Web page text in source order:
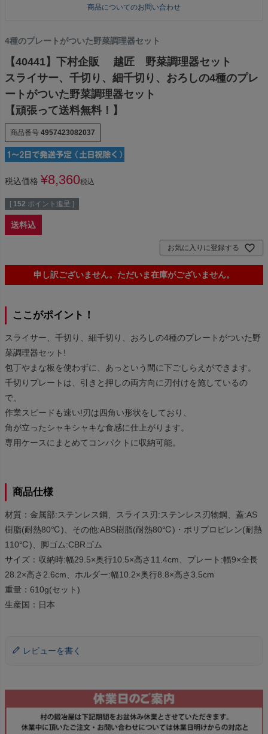
商品についてのお問い合わせ
4種のプレートがついた野菜調理器セット
【40441】下村企販 越匠 野菜調理器セット
スライサー、千切り、細千切り、おろしの4種のプレ
ートがついた野菜調理器セット
【頑張って送料無料！】
商品番号 4957423082037
税込価格 ¥8,360税込
[ 152 ポイント進呈 ]
送料込
お気に入りに登録する
申し訳ございません。ただいま在庫がございません。
ここがポイント！
スライサー、千切り、細千切り、おろしの4種のプレートがついた野
菜調理器セット!
包丁やまな板を使わずに、あっという間に下ごしらえができます。
千切りプレートは、引きと押しの両方向に刃付けを施しているの
で、
作業スピードも速い!刃は四角い形状をしており、
角が立ったシャキシャキな食感に仕上がります。
専用ケースにまとめてコンパクトに収納可能。
商品仕様
材質：金属部:ステンレス鋼、スライス刃:ステンレス刃物鋼、蓋:AS
樹脂(耐熱80℃)、その他:ABS樹脂(耐熱80℃)・ポリプロピレン(耐熱
110℃)、脚ゴム:CBRゴム
サイズ：収納時:幅29.5×奥行10.5×高さ11.4cm、プレート:幅9×全長
28.2×高さ2.6cm、ホルダー:幅10.2×奥行8.8×高さ3.5cm
重量：610g(セット)
生産国：日本
レビューを書く